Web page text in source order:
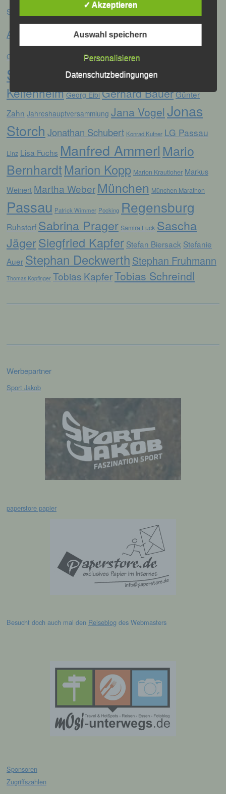
Schlagwörter
Alex Sellner Anna Drexler Anne Schregle
Centa Hollweck Christina Wimmer
Eva
Schultz
Frank Schneider
Keifenheim Georg Eibl Gerhard BauerGünter
Zahn Jahreshauptversammlung Jana Vogel Jonas
Storch Jonathan Schubert Konrad Kufner LG Passau
Linz Lisa Fuchs Manfred Ammerl Mario
BernhardtMarion Kopp Marion Krautloher Markus
Weinert Martha Weber München München Marathon
Passau Patrick Wimmer Pocking Regensburg
Ruhstorf Sabrina Prager Samira Luck Sascha
JägerSiegfried Kapfer Stefan Biersack Stefanie
Auer Stephan Deckwerth Stephan Fruhmann
Thomas Kopfinger Tobias KapferTobias Schreindl
Werbepartner
Sport Jakob
paperstore papier
Besucht doch auch mal den Reiseblog des Webmasters
Sponsoren
Zugriffszahlen
Betroffene Person ist jede identifizierte oder
identifizierbare natürliche Person, deren
personenbezogene Daten von dem für die
Verarbeitung ist jeder mit oder ohne Hilfe
automatisierter Verfahren ausgeführte
Zusammenhang mit personenbezogenen
Daten wie das Erheben, das Erfassen, die
Organisation, das Ordnen, die Speicherung,
Auslesen, das Abfragen, die Verwendung,
Verbreitung oder eine andere Form der
Verknüpfung, die Einschränkung, das
Löschen oder die Vernichtung.
d) Einschränkung der Verarbeitung
Einschränkung der Verarbeitung ist die
Markierung gespeicherter
darin besteht, dass diese
die sich auf eine natürliche Person beziehen,
zu bewerten, insbesondere, um Aspekte
bezüglich Arbeitsleistung, wirtschaftlicher
Lage, Gesundheit, persönlicher Vorlieben,
Interessen, Zuverlässigkeit, Verhalten,
Aufenthaltsort oder Ortswechsel dieser
natürlichen Person zu analysieren oder
vorherzusagen.
personenbezogener Daten in einer Weise,
auf welche die personenbezogenen Daten
ohne Hinzuziehung zusätzlicher
Informationen nicht mehr einer spezifischen
betroffenen Person zugeordnet werden
können, sofern diese zusätzlichen
Informationen gesondert aufbewahrt werden
einer identifizierten oder identifizierbaren
Verarbeitung Verantwortlicher
Verantwortlicher oder für die Verarbeitung
Verantwortlicher ist die natürliche oder
juristische Person, Behörde, Einrichtung
oder andere Stelle, die allein oder
gemeinsam mit anderen über die Zwecke
so kann der Verantwortliche
✓ Akzeptieren
Auswahl speichern
Personalisieren
Datenschutzbedingungen